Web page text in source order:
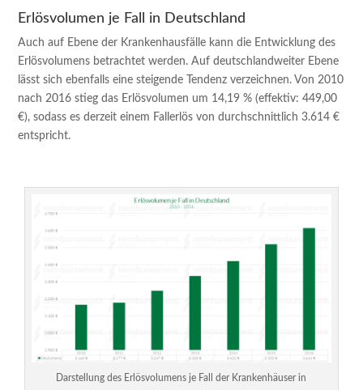
Erlösvolumen je Fall in Deutschland
Auch auf Ebene der Krankenhausfälle kann die Entwicklung des
Erlösvolumens betrachtet werden. Auf deutschlandweiter Ebene
lässt sich ebenfalls eine steigende Tendenz verzeichnen. Von 2010
nach 2016 stieg das Erlösvolumen um 14,19 % (effektiv: 449,00
€), sodass es derzeit einem Fallerlös von durchschnittlich 3.614 €
entspricht.
Darstellung des Erlösvolumens je Fall der Krankenhäuser in